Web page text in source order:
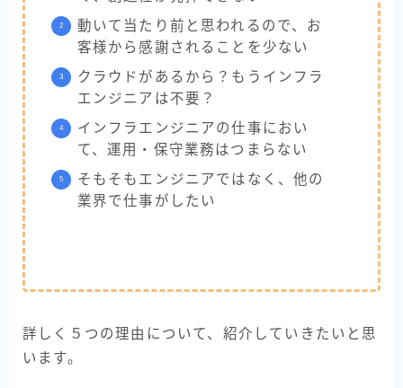
動いて当たり前と思われるので、お
客様から感謝されることを少ない
クラウドがあるから？もうインフラ
エンジニアは不要？
インフラエンジニアの仕事におい
て、運用・保守業務はつまらない
そもそもエンジニアではなく、他の
業界で仕事がしたい
詳しく５つの理由について、紹介していきたいと思
います。